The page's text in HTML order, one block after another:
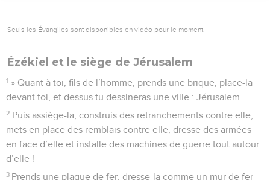
Seuls les Évangiles sont disponibles en vidéo pour le moment.
Ézékiel et le siège de Jérusalem
1 » Quant à toi, fils de l’homme, prends une brique, place-la
devant toi, et dessus tu dessineras une ville : Jérusalem.
2 Puis assiège-la, construis des retranchements contre elle,
mets en place des remblais contre elle, dresse des armées
en face d’elle et installe des machines de guerre tout autour
d’elle !
3 Prends une plaque de fer, dresse-la comme un mur de fer